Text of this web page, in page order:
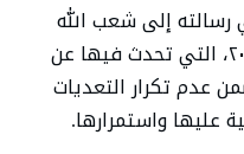
رسالته إلى شعب الله
في العشرين من آب أغسطس ٢٠١٨، التي تحدث فيها عن
عدم تكرار التعديات
عليها واستمرارها.